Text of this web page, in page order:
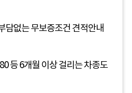
담없는 무보증조건 견적안내
등 6개월 이상 걸리는 차종도